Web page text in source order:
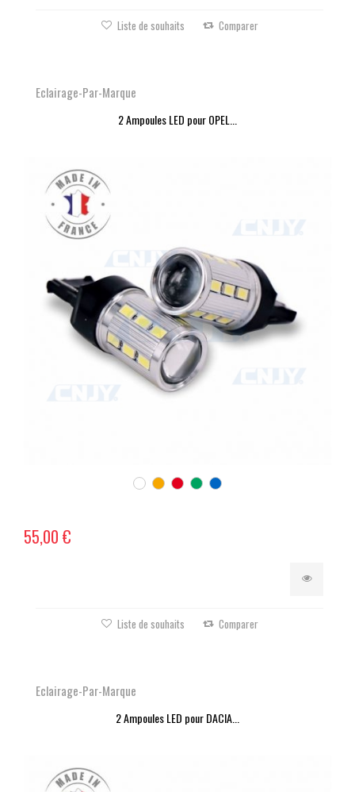
Liste de souhaits Comparer
Eclairage-Par-Marque
2 Ampoules LED pour OPEL...
55,00 €
Liste de souhaits Comparer
Eclairage-Par-Marque
2 Ampoules LED pour DACIA...